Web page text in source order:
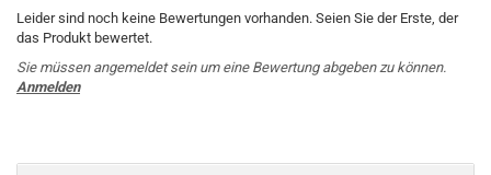
Leider sind noch keine Bewertungen vorhanden. Seien Sie der Erste, der
das Produkt bewertet.
Sie müssen angemeldet sein um eine Bewertung abgeben zu können.
Anmelden